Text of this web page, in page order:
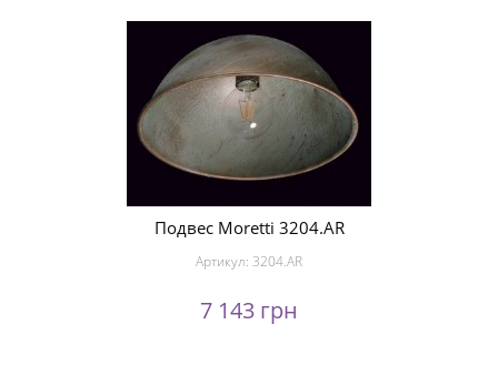
Подвес Moretti 3204.AR
Артикул: 3204.AR
7 143 грн